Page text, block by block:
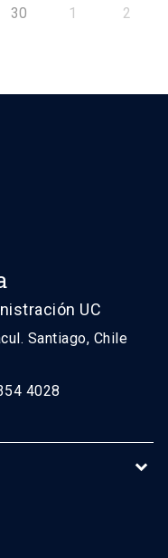
30 1 2
UC
Santiago, Chile
4028